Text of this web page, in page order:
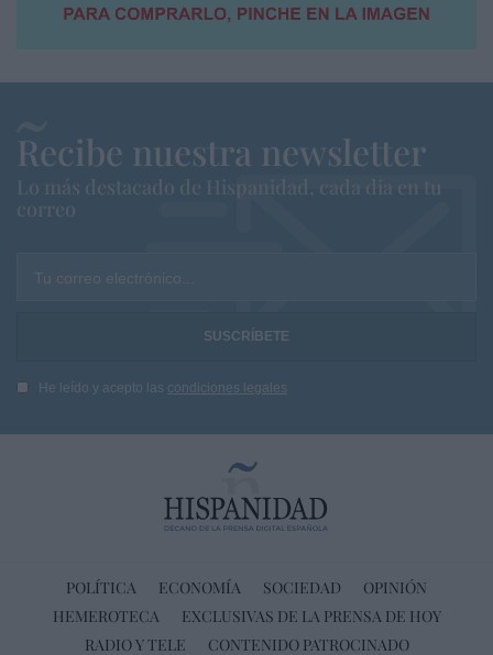
Recibe nuestra newsletter
Lo más destacado de Hispanidad, cada dia en tu
correo
Tu correo electrónico...
He leído y acepto las condiciones legales
POLÍTICA ECONOMÍA SOCIEDAD
OPINIÓN
HEMEROTECA
EXCLUSIVAS DE LA PRENSA DE HOY
RADIO Y TELE
CONTENIDO PATROCINADO